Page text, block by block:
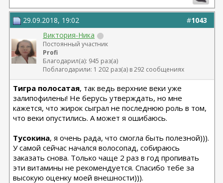
#1043
29.09.2018, 19:02
Виктория-Ника
Постоянный участник
Profi
Благодарил(а): 945 раз(а)
Поблагодарили: 1 202 раз(а) в 292 сообщениях
Тигра полосатая, так ведь верхние веки уже
залипофилены! Не берусь утверждать, но мне
кажется, что жирок сыграл не последнюю роль в том,
что веки опустились. А может я ошибаюсь.
Тусокина, я очень рада, что смогла быть полезной))).
У самой сейчас начался волосопад, собираюсь
заказать снова. Только чаще 2 раз в год пропивать
эти витамины не рекомендуется. Спасибо тебе за
высокую оценку моей внешности))).